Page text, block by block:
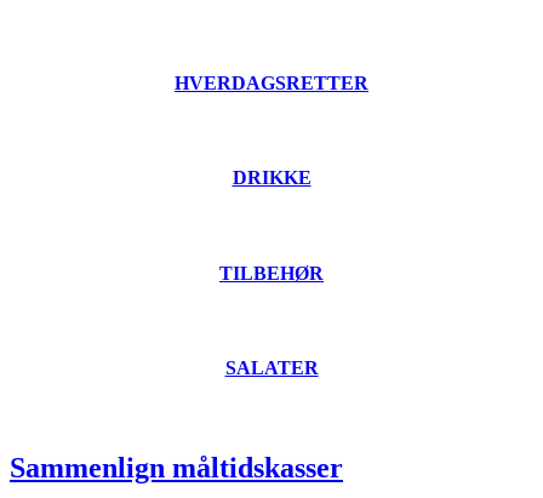
HVERDAGSRETTER
DRIKKE
TILBEHØR
SALATER
Sammenlign måltidskasser